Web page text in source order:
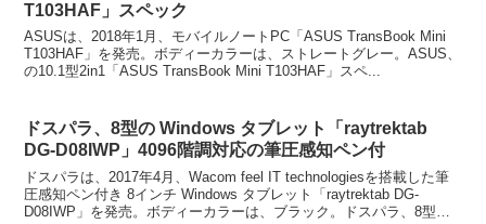
T103HAF」スペック
ASUSは、2018年1月、モバイルノートPC「ASUS TransBook Mini
T103HAF」を発売。ボディーカラーは、ストレートグレー。ASUS、
の10.1型2in1「ASUS TransBook Mini T103HAF」スペ...
ドスパラ、8型の Windows タブレット「raytrektab
DG-D08IWP」4096階調対応の筆圧感知ペン付
ドスパラは、2017年4月、Wacom feel IT technologiesを搭載した筆
圧感知ペン付き 8インチ Windows タブレット「raytrektab DG-
D08IWP」を発売。ボディーカラーは、ブラック。ドスパラ、8型